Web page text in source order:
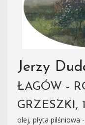
Jerzy
ŁAGÓW -
GRZESZKI,
olej, płyta pilśniowa